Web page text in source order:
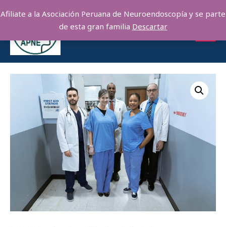
Afiliate a la Asociación Peruana de Neuroendoscopía y se parte
de esta gran familia Descartar